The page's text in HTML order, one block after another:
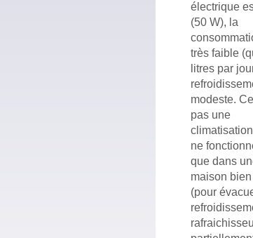
électrique
(50 W), la
très faible
litres par
modeste.
pas une
ne
que dans
maison
(pour